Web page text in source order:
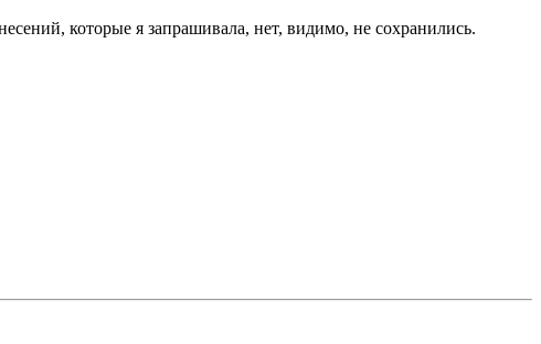
которые я запрашивала, нет, видимо, не сохранились.